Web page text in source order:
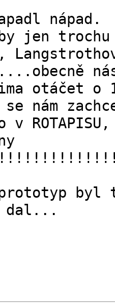
nápad.
jen
otáčet o
nám
ROTAPISU,
dal...